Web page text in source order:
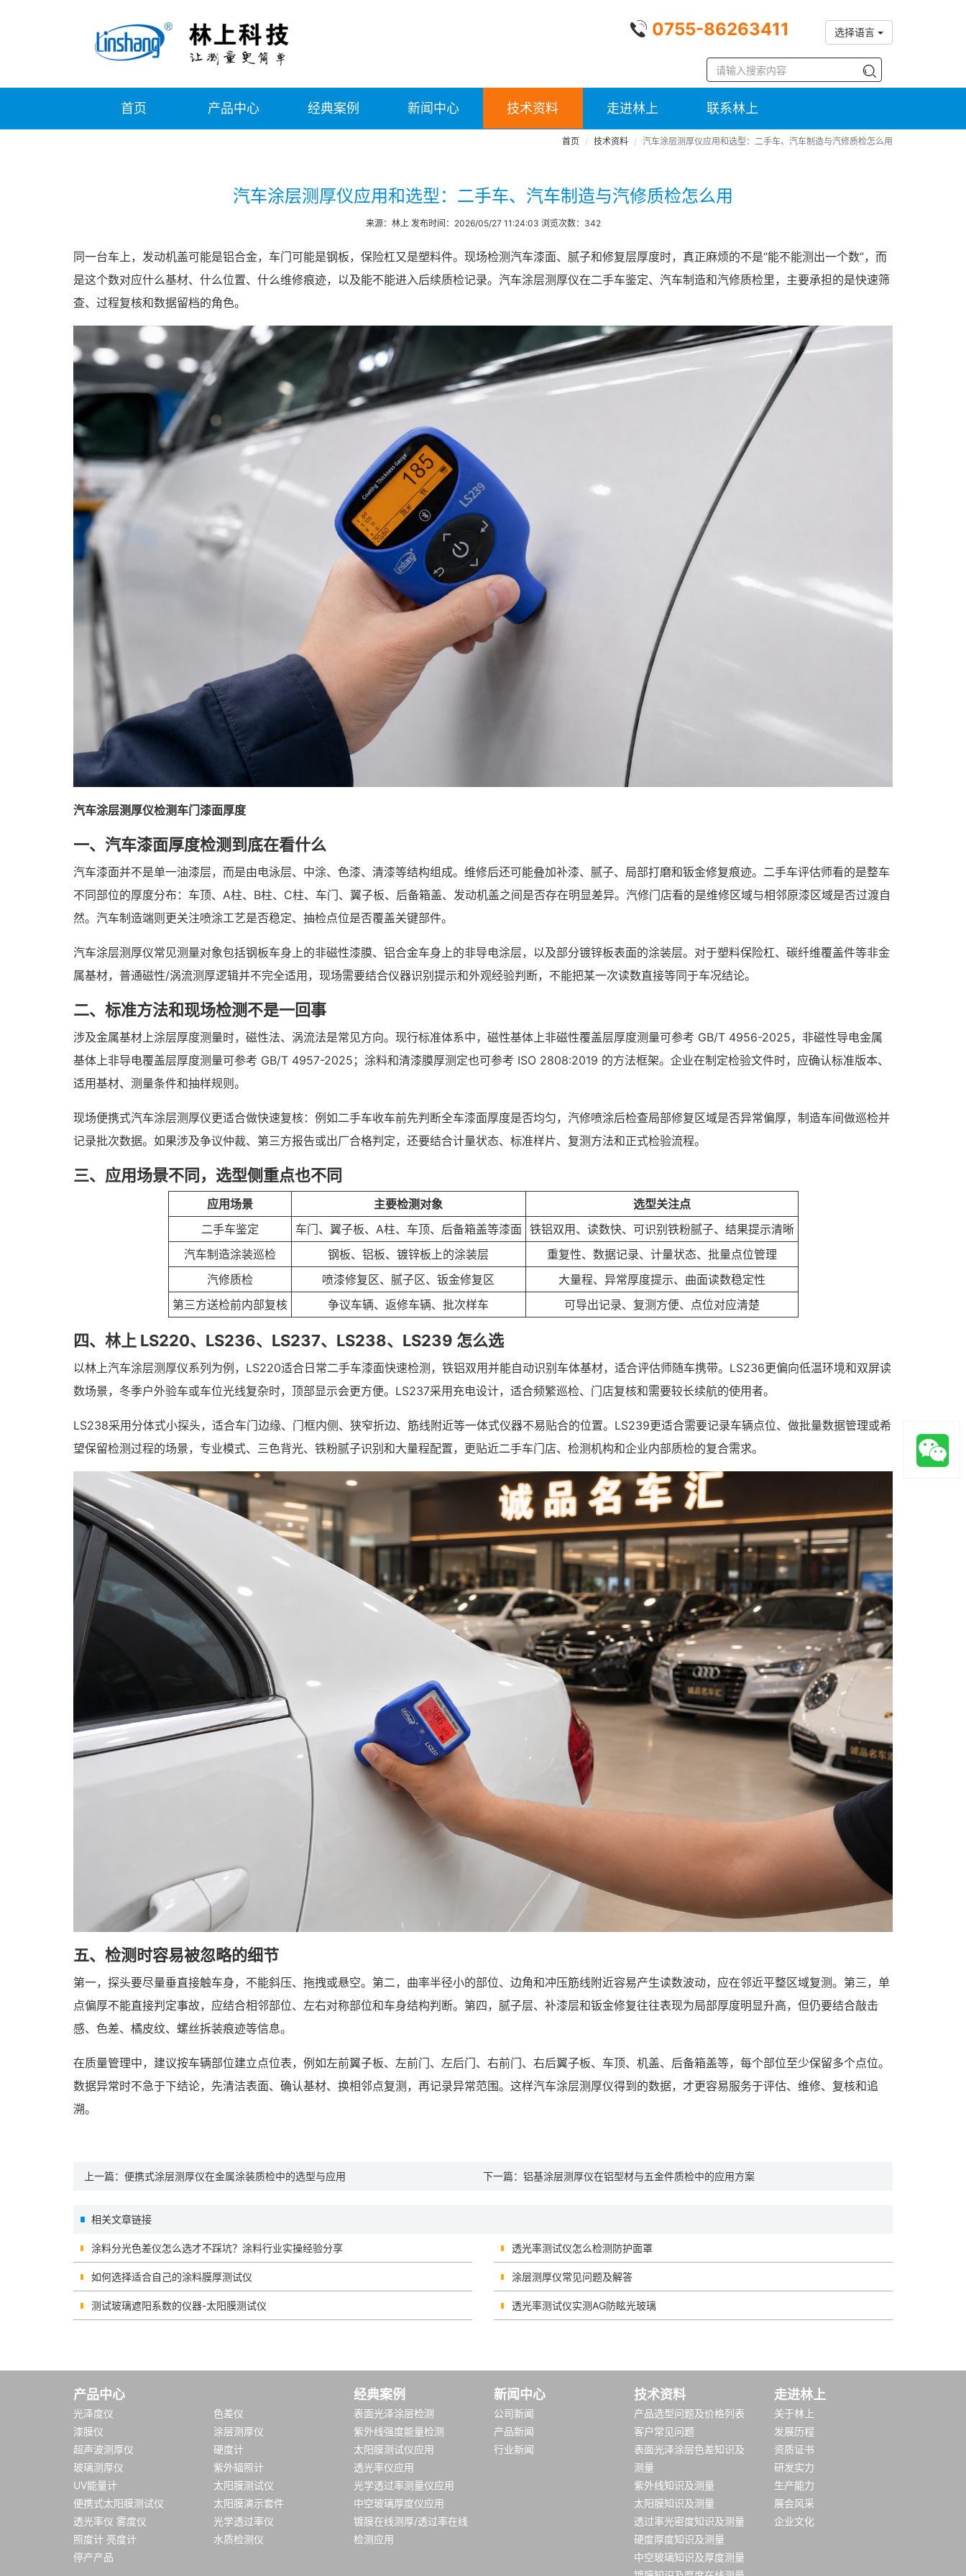
0755-86263411 选择语言
首页 产品中心 经典案例 新闻中心 技术资料 走进林上 联系林上
首页 技术资料 汽车涂层测厚仪应用和选型：二手车、汽车制造与汽修质检怎么用
汽车涂层测厚仪应用和选型：二手车、汽车制造与汽修质检怎么用
来源：林上 发布时间：2026/05/27 11:24:03 浏览次数：342
同一台车上，发动机盖可能是铝合金，车门可能是钢板，保险杠又是塑料件。现场检测汽车漆面、腻子和修复层厚度时，真正麻烦的不是“能不能测出一个数”，而
是这个数对应什么基材、什么位置、什么维修痕迹，以及能不能进入后续质检记录。汽车涂层测厚仪在二手车鉴定、汽车制造和汽修质检里，主要承担的是快速筛
查、过程复核和数据留档的角色。
汽车涂层测厚仪检测车门漆面厚度
一、汽车漆面厚度检测到底在看什么
汽车漆面并不是单一油漆层，而是由电泳层、中涂、色漆、清漆等结构组成。维修后还可能叠加补漆、腻子、局部打磨和钣金修复痕迹。二手车评估师看的是整车
不同部位的厚度分布：车顶、A柱、B柱、C柱、车门、翼子板、后备箱盖、发动机盖之间是否存在明显差异。汽修门店看的是维修区域与相邻原漆区域是否过渡自
然。汽车制造端则更关注喷涂工艺是否稳定、抽检点位是否覆盖关键部件。
汽车涂层测厚仪常见测量对象包括钢板车身上的非磁性漆膜、铝合金车身上的非导电涂层，以及部分镀锌板表面的涂装层。对于塑料保险杠、碳纤维覆盖件等非金
属基材，普通磁性/涡流测厚逻辑并不完全适用，现场需要结合仪器识别提示和外观经验判断，不能把某一次读数直接等同于车况结论。
二、标准方法和现场检测不是一回事
涉及金属基材上涂层厚度测量时，磁性法、涡流法是常见方向。现行标准体系中，磁性基体上非磁性覆盖层厚度测量可参考 GB/T 4956-2025，非磁性导电金属
基体上非导电覆盖层厚度测量可参考 GB/T 4957-2025；涂料和清漆膜厚测定也可参考 ISO 2808:2019 的方法框架。企业在制定检验文件时，应确认标准版本、
适用基材、测量条件和抽样规则。
现场便携式汽车涂层测厚仪更适合做快速复核：例如二手车收车前先判断全车漆面厚度是否均匀，汽修喷涂后检查局部修复区域是否异常偏厚，制造车间做巡检并
记录批次数据。如果涉及争议仲裁、第三方报告或出厂合格判定，还要结合计量状态、标准样片、复测方法和正式检验流程。
三、应用场景不同，选型侧重点也不同
应用场景 主要检测对象
选型关注点
二手车鉴定
车门、翼子板、A柱、车顶、后备箱盖等漆面 铁铝双用、读数快、可识别铁粉腻子、结果提示清晰
汽车制造涂装巡检
钢板、铝板、镀锌板上的涂装层
重复性、数据记录、计量状态、批量点位管理
汽修质检
喷漆修复区、腻子区、钣金修复区
大量程、异常厚度提示、曲面读数稳定性
第三方送检前内部复核
争议车辆、返修车辆、批次样车 可导出记录、复测方便、点位对应清楚
四、林上 LS220、LS236、LS237、LS238、LS239 怎么选
以林上汽车涂层测厚仪系列为例，LS220适合日常二手车漆面快速检测，铁铝双用并能自动识别车体基材，适合评估师随车携带。LS236更偏向低温环境和双屏读
数场景，冬季户外验车或车位光线复杂时，顶部显示会更方便。LS237采用充电设计，适合频繁巡检、门店复核和需要较长续航的使用者。
LS238采用分体式小探头，适合车门边缘、门框内侧、狭窄折边、筋线附近等一体式仪器不易贴合的位置。LS239更适合需要记录车辆点位、做批量数据管理或希
望保留检测过程的场景，专业模式、三色背光、铁粉腻子识别和大量程配置，更贴近二手车门店、检测机构和企业内部质检的复合需求。
五、检测时容易被忽略的细节
第一，探头要尽量垂直接触车身，不能斜压、拖拽或悬空。第二，曲率半径小的部位、边角和冲压筋线附近容易产生读数波动，应在邻近平整区域复测。第三，单
点偏厚不能直接判定事故，应结合相邻部位、左右对称部位和车身结构判断。第四，腻子层、补漆层和钣金修复往往表现为局部厚度明显升高，但仍要结合敲击
感、色差、橘皮纹、螺丝拆装痕迹等信息。
在质量管理中，建议按车辆部位建立点位表，例如左前翼子板、左前门、左后门、右前门、右后翼子板、车顶、机盖、后备箱盖等，每个部位至少保留多个点位。
数据异常时不急于下结论，先清洁表面、确认基材、换相邻点复测，再记录异常范围。这样汽车涂层测厚仪得到的数据，才更容易服务于评估、维修、复核和追
溯。
上一篇： 便携式涂层测厚仪在金属涂装质检中的选型与应用 下一篇： 铝基涂层测厚仪在铝型材与五金件质检中的应用方案
相关文章链接
涂料分光色差仪怎么选才不踩坑？涂料行业实操经验分享 透光率测试仪怎么检测防护面罩
如何选择适合自己的涂料膜厚测试仪 涂层测厚仪常见问题及解答
测试玻璃遮阳系数的仪器-太阳膜测试仪 透光率测试仪实测AG防眩光玻璃
产品中心
光泽度仪
色差仪
漆膜仪
涂层测厚仪
超声波测厚仪
硬度计
玻璃测厚仪
紫外辐照计
UV能量计
太阳膜测试仪
便携式太阳膜测试仪
太阳膜演示套件
透光率仪 雾度仪
光学透过率仪
照度计 亮度计
水质检测仪
停产产品
经典案例
表面光泽涂层检测
紫外线强度能量检测
太阳膜测试仪应用
透光率仪应用
光学透过率测量仪应用
中空玻璃厚度仪应用
镀膜在线测厚/透过率在线
检测应用
新闻中心
公司新闻
产品新闻
行业新闻
技术资料
产品选型问题及价格列表
客户常见问题
表面光泽涂层色差知识及
测量
紫外线知识及测量
太阳膜知识及测量
透过率光密度知识及测量
硬度厚度知识及测量
中空玻璃知识及厚度测量
走进林上
关于林上
发展历程
资质证书
研发实力
生产能力
展会风采
企业文化